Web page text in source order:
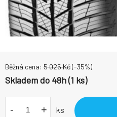
Běžná cena: 5 025Kč(-35%)
Skladem do 48h (1 ks)
- + ks